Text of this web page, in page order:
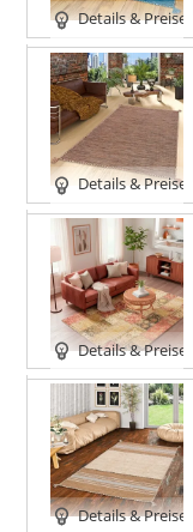
Details & Preise
Details & Preise
Details & Preise
Details & Preise